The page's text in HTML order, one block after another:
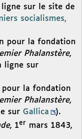
ligne sur le site de
socialismes,
pour la fondation
Phalanstère,
ligne sur
la fondation
Phalanstère,
sur Gallica
).
, 1er mars 1843,